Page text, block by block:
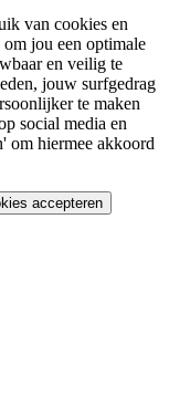
van cookies en
jou een optimale
en veilig te
jouw surfgedrag
te maken
social media en
om hiermee akkoord
accepteren